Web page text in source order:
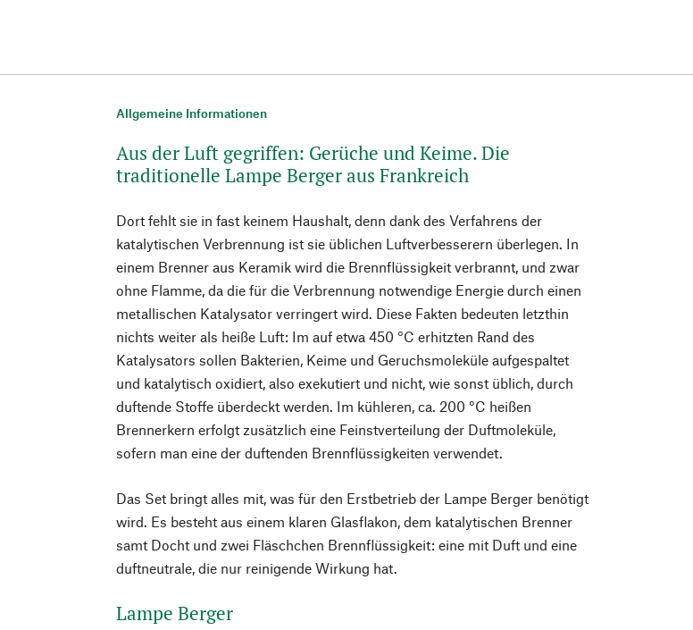
Allgemeine Informationen
Aus der Luft gegriffen: Gerüche und Keime. Die
traditionelle Lampe Berger aus Frankreich
Dort fehlt sie in fast keinem Haushalt, denn dank des Verfahrens der
katalytischen Verbrennung ist sie üblichen Luftverbesserern überlegen. In
einem Brenner aus Keramik wird die Brennflüssigkeit verbrannt, und zwar
ohne Flamme, da die für die Verbrennung notwendige Energie durch einen
metallischen Katalysator verringert wird. Diese Fakten bedeuten letzthin
nichts weiter als heiße Luft: Im auf etwa 450 °C erhitzten Rand des
Katalysators sollen Bakterien, Keime und Geruchsmoleküle aufgespaltet
und katalytisch oxidiert, also exekutiert und nicht, wie sonst üblich, durch
duftende Stoffe überdeckt werden. Im kühleren, ca. 200 °C heißen
Brennerkern erfolgt zusätzlich eine Feinstverteilung der Duftmoleküle,
sofern man eine der duftenden Brennflüssigkeiten verwendet.
Das Set bringt alles mit, was für den Erstbetrieb der Lampe Berger benötigt
wird. Es besteht aus einem klaren Glasflakon, dem katalytischen Brenner
samt Docht und zwei Fläschchen Brennflüssigkeit: eine mit Duft und eine
duftneutrale, die nur reinigende Wirkung hat.
Lampe Berger